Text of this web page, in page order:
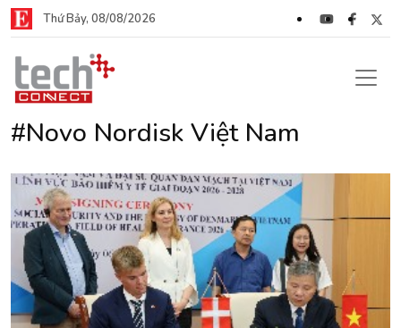
Thứ Bảy, 08/08/2026
#Novo Nordisk Việt Nam